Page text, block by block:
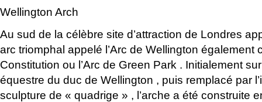
Wellington Arch
Au sud de la célèbre site d’attraction de Londres
arc triomphal appelé l’Arc de Wellington également
Constitution ou l’Arc de Green Park . Initialement
équestre du duc de Wellington , puis remplacé par
sculpture de « quadrige » , l’arche a été construite